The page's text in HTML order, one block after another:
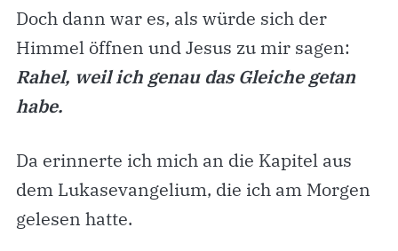
Doch dann war es, als würde sich der
Himmel öffnen und Jesus zu mir sagen:
Rahel, weil ich genau das Gleiche getan
habe.
Da erinnerte ich mich an die Kapitel aus
dem Lukasevangelium, die ich am Morgen
gelesen hatte.